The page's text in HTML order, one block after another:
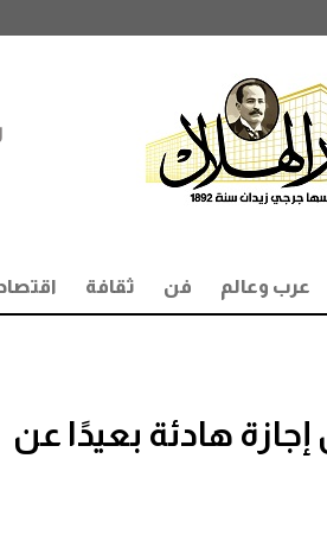
عرب وعالم فن ثقافة
هادئة بعيدًا عن